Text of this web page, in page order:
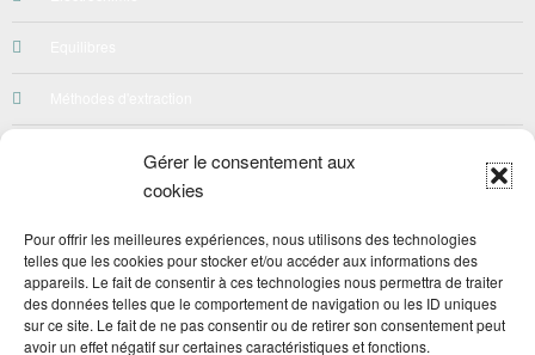
Gérer le consentement aux
cookies
Pour offrir les meilleures expériences, nous utilisons des technologies
telles que les cookies pour stocker et/ou accéder aux informations des
appareils. Le fait de consentir à ces technologies nous permettra de traiter
des données telles que le comportement de navigation ou les ID uniques
sur ce site. Le fait de ne pas consentir ou de retirer son consentement peut
avoir un effet négatif sur certaines caractéristiques et fonctions.
Préparation des solutions
Qualité
Quiz